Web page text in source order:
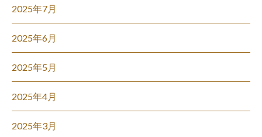
2025年7月
2025年6月
2025年5月
2025年4月
2025年3月